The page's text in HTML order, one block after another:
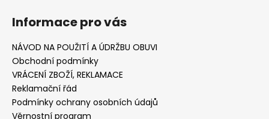
Informace pro vás
NÁVOD NA POUŽITÍ A ÚDRŽBU OBUVI
Obchodní podmínky
VRÁCENÍ ZBOŽÍ, REKLAMACE
Reklamační řád
Podmínky ochrany osobních údajů
Věrnostní program